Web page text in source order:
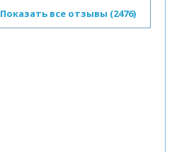
Показать все отзывы (2476)